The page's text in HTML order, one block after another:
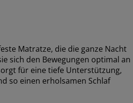
Matratze, die die ganze Nacht
sich den Bewegungen optimal an
für eine tiefe Unterstützung,
so einen erholsamen Schlaf